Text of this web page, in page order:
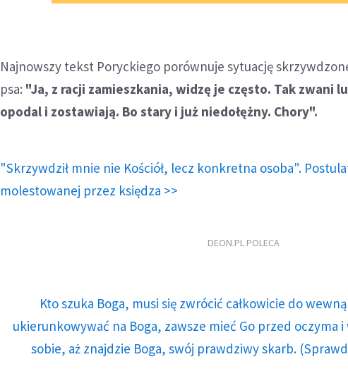
Najnowszy tekst Poryckiego porównuje sytuację
psa: "Ja, z racji zamieszkania, widzę je często. Tak zwani
opodal i zostawiają. Bo stary i już niedołężny. Chory".
"Skrzywdził mnie nie Kościół, lecz konkretna osoba".
molestowanej przez księdza >>
DEON.PL POLECA
Kto szuka Boga, musi się zwrócić całkowicie do
ukierunkowywać na Boga, zawsze mieć Go przed oczyma
sobie, aż znajdzie Boga, swój prawdziwy skarb.